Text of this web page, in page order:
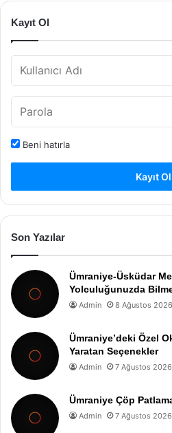
Kayıt Ol
Beni hatırla
Kayıt Ol
Son Yazılar
Ümraniye-Üsküdar
Yolculuğunuzda
Admin 8 Ağustos 2026
Ümraniye’deki Özel
Yaratan Seçenekler
Admin 7 Ağustos 2026
Ümraniye Çöp
Admin 7 Ağustos 2026